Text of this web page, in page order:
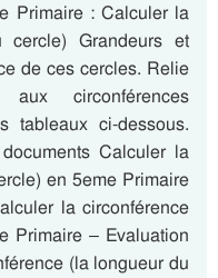
Primaire : Calculer la
cercle) Grandeurs et
de ces cercles. Relie
circonférences
tableaux ci-dessous.
Calculer la
en 5eme Primaire
la circonférence
Primaire – Evaluation
(la longueur du